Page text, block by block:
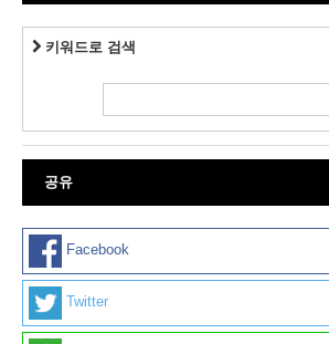
키워드로 검색
공유
Facebook
Twitter